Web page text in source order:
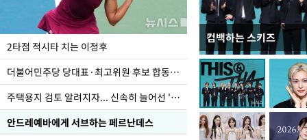
2타점 적시타 치는 이정후
더불어민주당 당대표·최고위원 후보 합동연설회
주택용지 검토 알려지자... 신속히 늘어선 '근조화환'
안드레예바에게 서브하는 페르난데스
컴백하는 스키즈
이번주 국회에는 무